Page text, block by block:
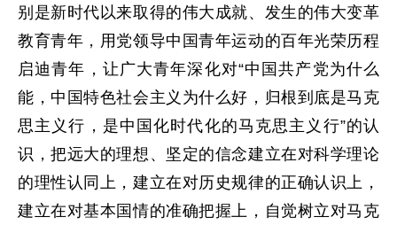
别是新时代以来取得的伟大成就、发生的伟大变革
教育青年，用党领导中国青年运动的百年光荣历程
启迪青年，让广大青年深化对“中国共产党为什么
能，中国特色社会主义为什么好，归根到底是马克
思主义行，是中国化时代化的马克思主义行”的认
识，把远大的理想、坚定的信念建立在对科学理论
的理性认同上，建立在对历史规律的正确认识上，
建立在对基本国情的准确把握上，自觉树立对马克